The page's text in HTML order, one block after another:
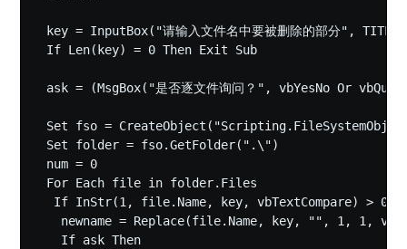
key = InputBox("请输入文件名中要被删除的部分", TITLE)
If Len(key) = 0 Then Exit Sub
ask = (MsgBox("是否逐文件询问？", vbYesNo Or
Set fso =
Set folder = fso.GetFolder(".\")
num = 0
For Each file in folder.Files
If InStr(1, file.Name, key, vbTextCompare) > 0
newname = Replace(file.Name, key, "", 1, 1,
   If ask Then